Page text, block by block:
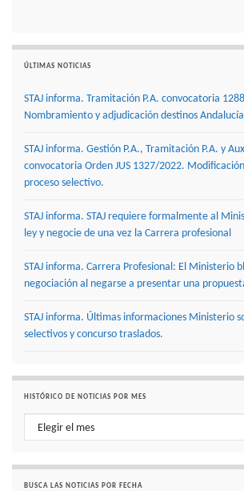
ÚLTIMAS NOTICIAS
STAJ informa. Tramitación P.A. convocatoria
Nombramiento y adjudicación destinos Andalucía
STAJ informa. Gestión P.A., Tramitación P.A. y
convocatoria Orden JUS 1327/2022.
proceso selectivo.
STAJ informa. STAJ requiere formalmente al
ley y negocie de una vez la Carrera profesional
STAJ informa. Carrera Profesional: El Ministerio
negociación al negarse a presentar una
STAJ informa. Últimas informaciones Ministerio
selectivos y concurso traslados.
HISTÓRICO DE NOTICIAS POR MES
Histórico de noticias por mes
BUSCA LAS NOTICIAS POR FECHA